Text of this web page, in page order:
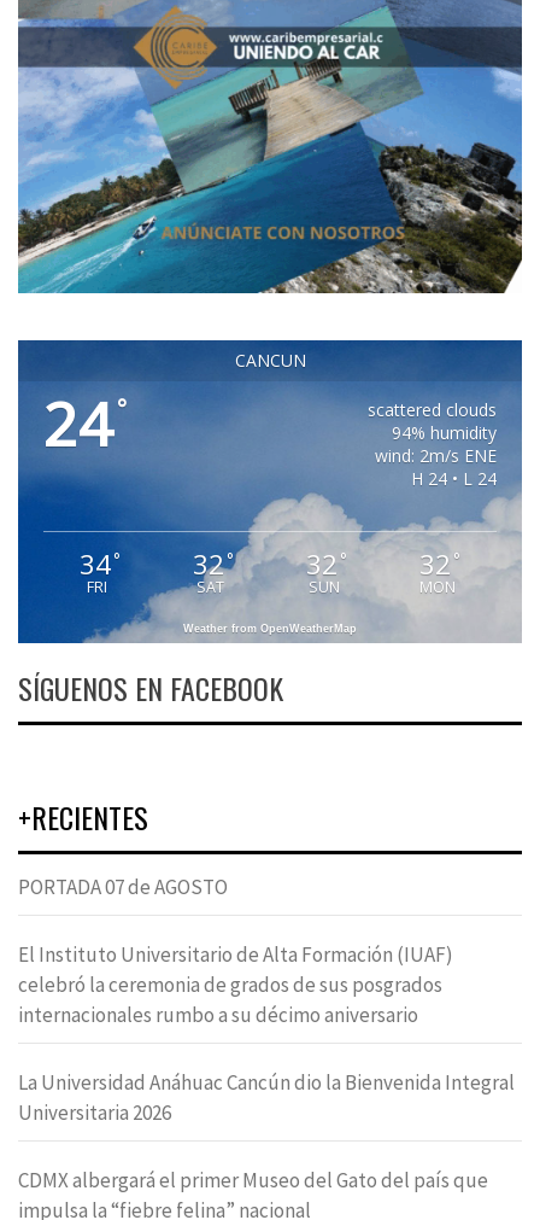
CANCUN
24°
scattered clouds
94% humidity
wind: 2m/s ENE
H 24 • L 24
34°
FRI
32°
SAT
32 °
SUN
32 °
MON
Weather from OpenWeatherMap
SÍGUENOS EN FACEBOOK
+RECIENTES
PORTADA 07 de AGOSTO
El Instituto Universitario de Alta Formación (IUAF)
celebró la ceremonia de grados de sus posgrados
internacionales rumbo a su décimo aniversario
La Universidad Anáhuac Cancún dio la Bienvenida Integral
Universitaria 2026
CDMX albergará el primer Museo del Gato del país que
impulsa la “fiebre felina” nacional